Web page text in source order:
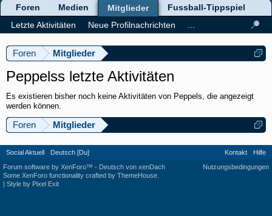
Foren Mitglieder
Peppelss letzte Aktivitäten
Es existieren bisher noch keine Aktivitäten von Peppels, die angezeigt
werden können.
Foren Mitglieder
Foren Medien
Mitglieder
Letzte Aktivitäten
Neue Profilnachrichten
Fussball-Tippspiel
Social Aktuell Deutsch [Du] Kontakt
Hilfe
Nutzungsbedingungen
Forum software by XenForo™ - Deutsch von xenDach
Some XenForo functionality crafted by ThemeHouse
| Style by Pixel Exit